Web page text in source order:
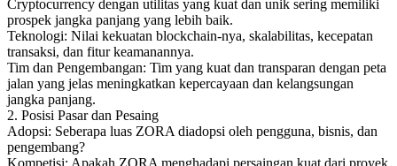
Cryptocurrency dengan utilitas yang kuat dan unik sering memiliki
prospek jangka panjang yang lebih baik.
Teknologi: Nilai kekuatan blockchain-nya, skalabilitas, kecepatan
transaksi, dan fitur keamanannya.
Tim dan Pengembangan: Tim yang kuat dan transparan dengan peta
jalan yang jelas meningkatkan kepercayaan dan kelangsungan
jangka panjang.
2. Posisi Pasar dan Pesaing
Adopsi: Seberapa luas ZORA diadopsi oleh pengguna, bisnis, dan
pengembang?
Kompetisi: Apakah ZORA menghadapi persaingan kuat dari proyek